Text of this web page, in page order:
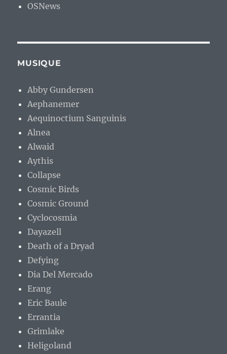
OSNews
MUSIQUE
Abby Gundersen
Aephanemer
Aequinoctium Sanguinis
Alnea
Alwaid
Aythis
Collapse
Cosmic Birds
Cosmic Ground
Cyclocosmia
Dayazell
Death of a Dryad
Defying
Dia Del Mercado
Erang
Eric Baule
Errantia
Grimlake
Heligoland